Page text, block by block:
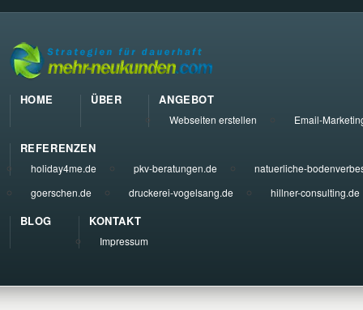
HOME ÜBER ANGEBOT
Webseiten erstellen Email-
REFERENZEN
holiday4me.de pkv-beratungen.de
natuerliche-
goerschen.de
druckerei-vogelsang.de hillner-consulting.de
BLOG KONTAKT
Impressum